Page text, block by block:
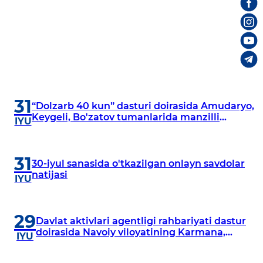
31
IYU
“Dolzarb 40 kun” dasturi doirasida Amudaryo,
Keygeli, Bo'zatov tumanlarida manzilli
31
IYU
30-iyul sanasida o'tkazilgan onlayn savdolar
natijasi
29
IYU
Davlat aktivlari agentligi rahbariyati dastur
doirasida Navoiy viloyatining Karmana,